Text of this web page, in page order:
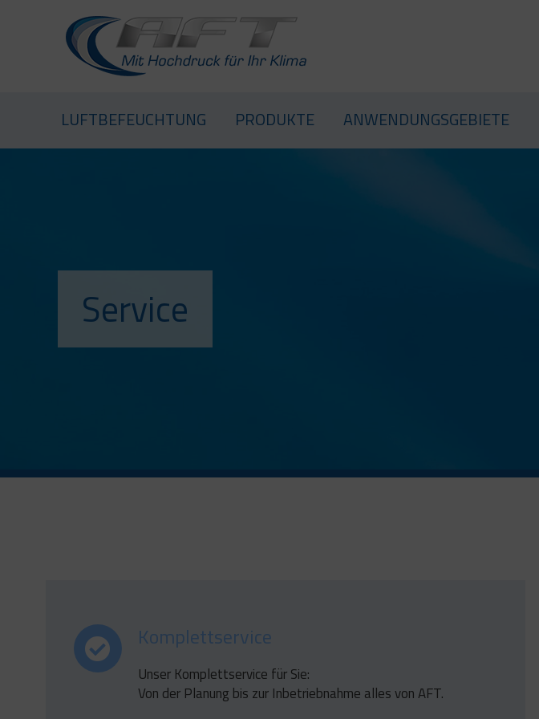
LUFTBEFEUCHTUNG PRODUKTE ANWENDUNGSGEBIETE
Service
Komplettservice
Unser Komplettservice für Sie:
Von der Planung bis zur Inbetriebnahme alles von AFT.
LUFTBEFEUCHTUNG